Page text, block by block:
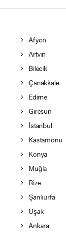
Afyon
Artvin
Bilecik
Çanakkale
Edirne
Giresun
İstanbul
Kastamonu
Konya
Muğla
Rize
Şanlıurfa
Uşak
Ankara